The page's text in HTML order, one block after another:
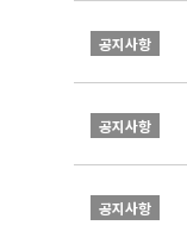
공지사항
공지사항
공지사항